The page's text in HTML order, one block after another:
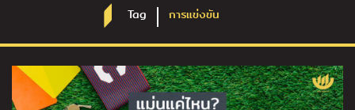
Tag การแข่งขัน